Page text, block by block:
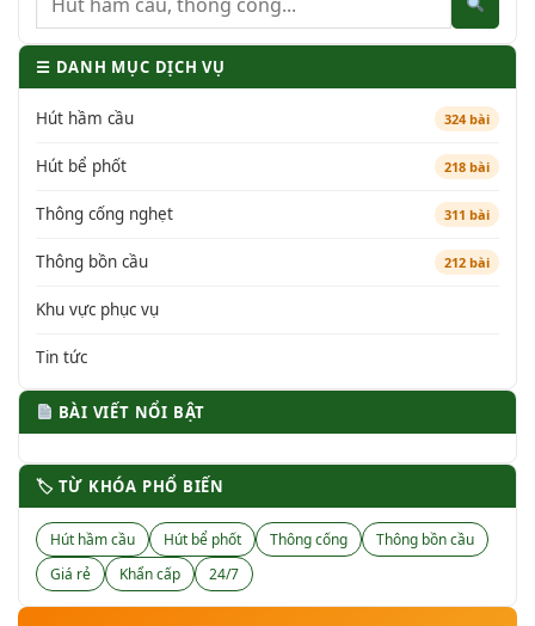
☰ DANH MỤC DỊCH VỤ
Hút hầm cầu 324 bài
Hút bể phốt 218 bài
Thông cống nghẹt 311 bài
Thông bồn cầu 212 bài
Khu vực phục vụ
Tin tức
BÀI VIẾT NỔI BẬT
🏷 TỪ KHÓA PHỔ BIẾN
Hút hầm cầu Hút bể phốt Thông cống
Thông bồn cầu
Giá rẻ
Khẩn cấp 24/7